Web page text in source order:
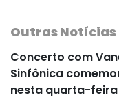
Outras Notícias
Concerto com
Sinfônica
nesta quarta-feira